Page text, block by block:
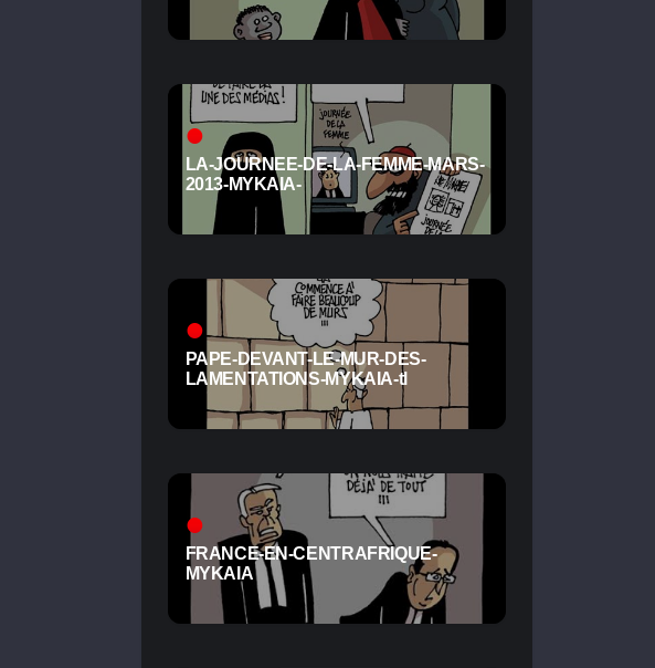
LA-JOURNEE-DE-LA-FEMME-MARS-
2013-MYKAIA-
PAPE-DEVANT-LE-MUR-DES-
LAMENTATIONS-MYKAIA-tl
FRANCE-EN-CENTRAFRIQUE-
MYKAIA